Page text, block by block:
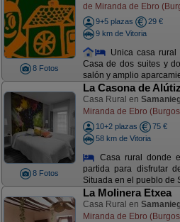
8 Fotos
de Miranda de Ebro
9+5 plazas
29 €
9 km de Vitoria
Unica casa rural
Casa de dos suites y
salón y amplio
8 Fotos
La Casona de Alútiz
Casa Rural en
Miranda de Ebro
10+2 plazas
75 €
58 km de Vitoria
Casa rural donde
partida para disfrutar
Situada en el pueblo de
La Molinera Etxea
Casa Rural en
Miranda de Ebro